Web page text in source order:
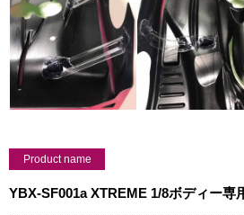
Product name
YBX-SF001a XTREME 1/8ボディー専